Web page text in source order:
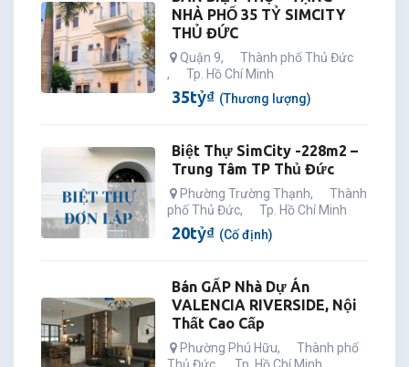
NHÀ PHỐ 35 TỶ SIMCITY
THỦ ĐỨC
Quận 9,
Thành phố Thủ Đức
,
Tp. Hồ Chí Minh
35tỷ₫ (Thương lượng)
Biệt Thự SimCity -228m2 –
Trung Tâm TP Thủ Đức
Phường Trường Thạnh,
Thành
phố Thủ Đức, Tp. Hồ Chí Minh
20tỷ₫ (Cố định)
Bán GẤP Nhà Dự Án
VALENCIA RIVERSIDE, Nội
Thất Cao Cấp
Phường Phú Hữu,
Thành phố